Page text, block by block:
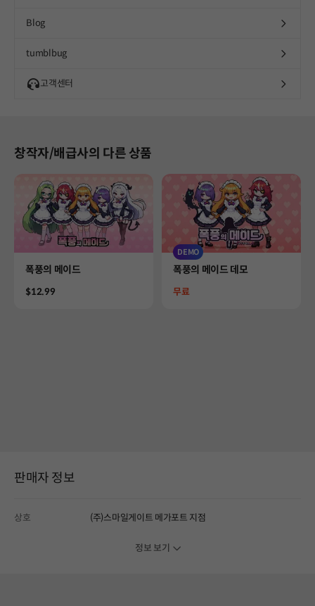
Blog
tumblbug
고객센터
창작자/배급사의 다른 상품
Product
폭풍의 메이드
Price
$12.99
DEMO
Product
폭풍의 메이드 데모
Price
무료
판매자 정보
상호 (주)스마일게이트 메가포트 지점
정보 보기